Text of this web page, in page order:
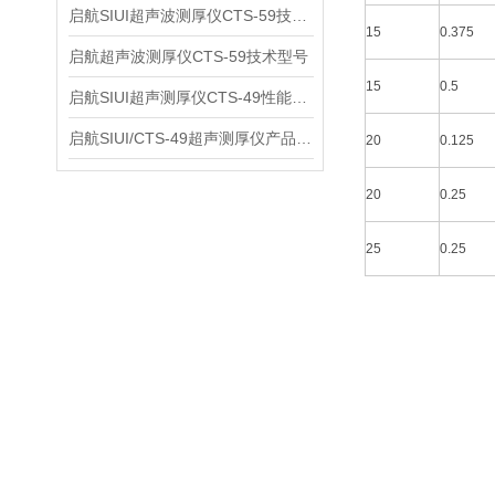
启航超声波测厚仪CTS-59技术型号
15 0.375
15 0.5
20 0.125
20 0.25
25 0.25